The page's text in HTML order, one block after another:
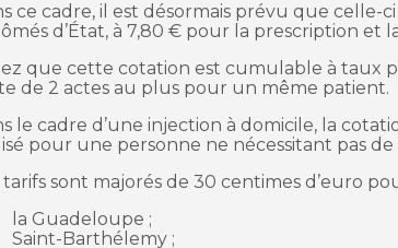
ce cadre, il est désormais prévu que celle-
d’État, à 7,80 € pour la prescription et
que cette cotation est cumulable à taux
de 2 actes au plus pour un même patient.
le cadre d’une injection à domicile, la
pour une personne ne nécessitant pas de
tarifs sont majorés de 30 centimes d’euro
la Guadeloupe ;
Saint-Barthélemy ;